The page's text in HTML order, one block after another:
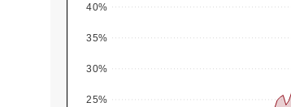
25%
30%
35%
40%